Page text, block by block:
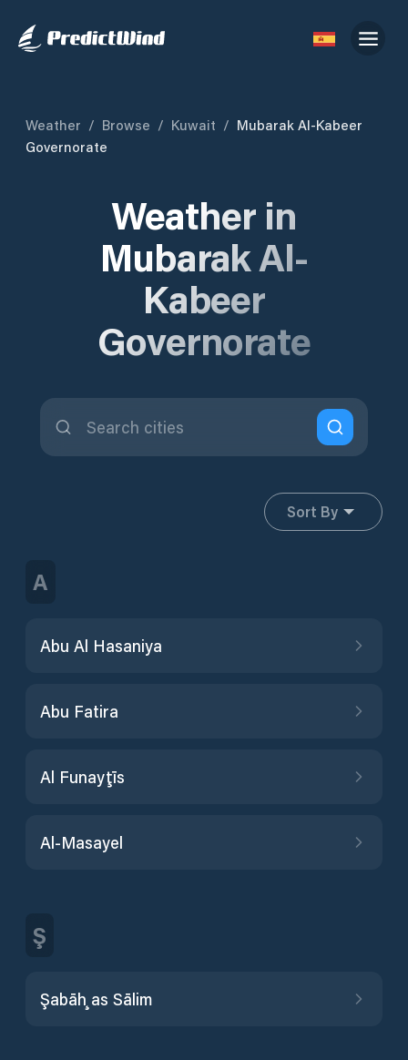
Weather / Browse / Kuwait / Mubarak Al-Kabeer
Governorate
Weather in
Mubarak Al-
Kabeer
Governorate
Sort By
A
Abu Al Hasaniya
Abu Fatira
Al Funayţīs
Al-Masayel
Ş
Şabāḩ as Sālim